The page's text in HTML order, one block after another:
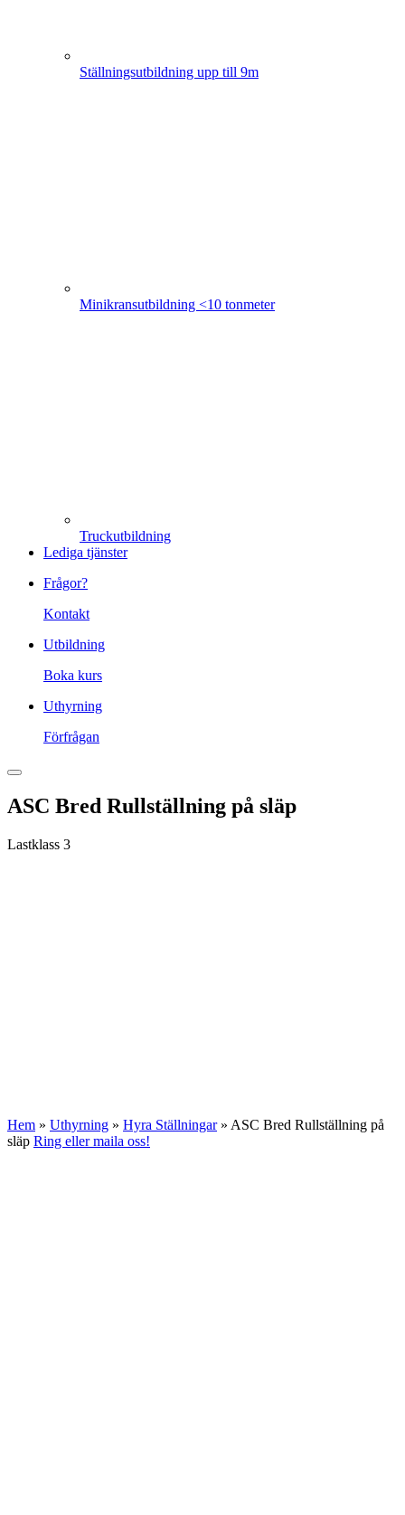
Ställningsutbildning upp till 9m
Minikransutbildning <10 tonmeter
Truckutbildning
Lediga tjänster
Frågor?
Kontakt
Utbildning
Boka kurs
Uthyrning
Förfrågan
ASC Bred Rullställning på släp
Lastklass 3
Hem » Uthyrning » Hyra Ställningar» ASC Bred Rullställning på
släp Ring eller maila oss!